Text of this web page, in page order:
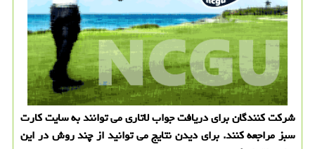
شرکت کنندگان برای دریافت جواب لاتاری می توانند به سایت کارت
سبز مراجعه کنند. برای دیدن نتایج می توانید از چند روش در این